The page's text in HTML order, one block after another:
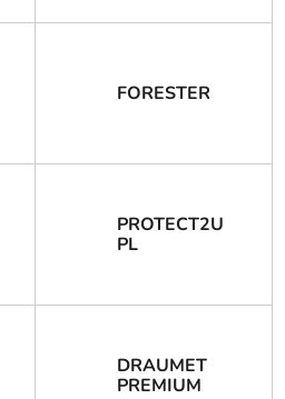
FORESTER
PROTECT2U
PL
DRAUMET
PREMIUM